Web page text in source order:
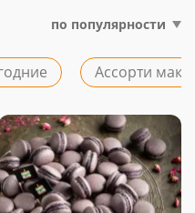
по популярности
Ассорти